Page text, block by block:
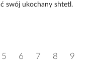
swój ukochany shtetl.
5 6 7 8
9